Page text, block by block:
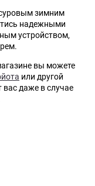
зимним
надежными
устройством,
вы можете
или другой
даже в случае